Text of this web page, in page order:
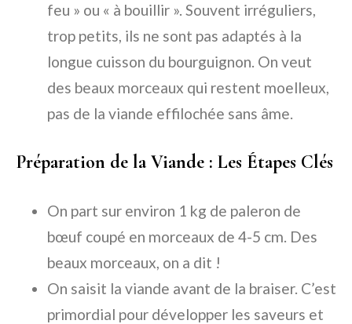
feu » ou « à bouillir ». Souvent irréguliers,
trop petits, ils ne sont pas adaptés à la
longue cuisson du bourguignon. On veut
des beaux morceaux qui restent moelleux,
pas de la viande effilochée sans âme.
Préparation de la Viande : Les Étapes Clés
On part sur environ 1 kg de paleron de
bœuf coupé en morceaux de 4-5 cm. Des
beaux morceaux, on a dit !
On saisit la viande avant de la braiser. C’est
primordial pour développer les saveurs et